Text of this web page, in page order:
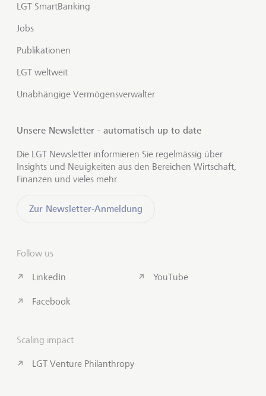
LGT SmartBanking
Jobs
Publikationen
LGT weltweit
Unabhängige Vermögensverwalter
Unsere Newsletter - automatisch up to date
Die LGT Newsletter informieren Sie regelmässig über
Insights und Neuigkeiten aus den Bereichen Wirtschaft,
Finanzen und vieles mehr.
Zur Newsletter-Anmeldung
Follow us
LinkedIn
Facebook
YouTube
Scaling impact
LGT Venture Philanthropy